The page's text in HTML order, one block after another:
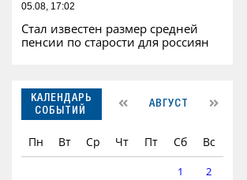
05.08, 17:02
Стал известен размер средней
пенсии по старости для россиян
КАЛЕНДАРЬ
СОБЫТИЙ
АВГУСТ
Пн Вт Ср Чт Пт Сб Вс
1
2